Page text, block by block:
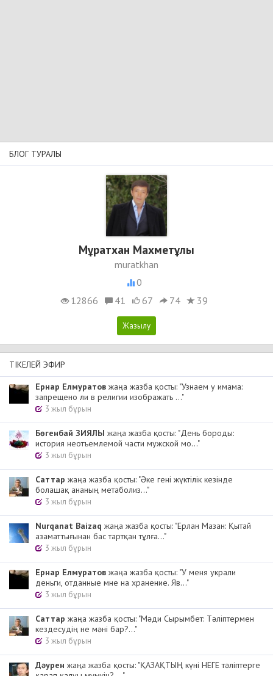
БЛОГ ТУРАЛЫ
Мұратхан Махметұлы
muratkhan
0
12866
41 67 74 39
ТІКЕЛЕЙ ЭФИР
Ернар Елмуратов жаңа жазба қосты: "Узнаем у имама:
запрещено ли в религии изображать ..."
3 жыл бұрын
Бөгенбай ЗИЯЛЫ жаңа жазба қосты: "День бороды:
история неотъемлемой части мужской мо..."
3 жыл бұрын
Cаттар жаңа жазба қосты: "Әке гені жүктілік кезінде
болашақ ананың метаболиз..."
3 жыл бұрын
Nurqanat Baizaq жаңа жазба қосты: "Ерлан Мазан: Қытай
азаматтығынан бас тартқан тұлға..."
3 жыл бұрын
Ернар Елмуратов жаңа жазба қосты: "У меня украли
деньги, отданные мне на хранение. Яв..."
3 жыл бұрын
Cаттар жаңа жазба қосты: "Мәди Сырымбет: Тәліптермен
кездесудің не мәні бар?..."
3 жыл бұрын
Дәурен жаңа жазба қосты: "ҚАЗАҚТЫҢ күні НЕГЕ тәліптерге